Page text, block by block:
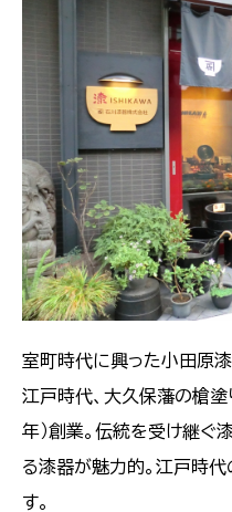
室町時代に興った小田原
江戸時代、大久保藩の槍
年）創業。伝統を受け継ぐ
る漆器が魅力的。江戸時代
す。